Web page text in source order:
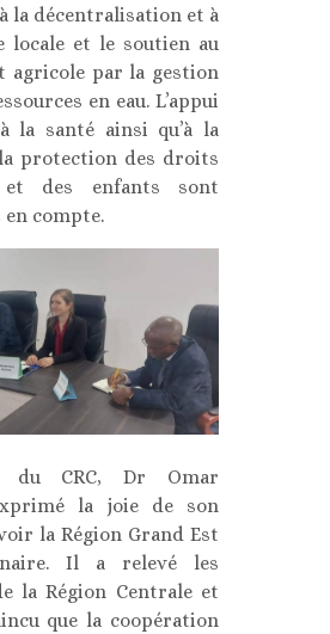
la décentralisation et à
locale et le soutien au
agricole par la gestion
en eau. L’appui
la santé ainsi qu’à la
protection des droits
et des enfants sont
compte.
du CRC, Dr Omar
la joie de son
la Région Grand Est
Il a relevé les
la Région Centrale et
que la coopération